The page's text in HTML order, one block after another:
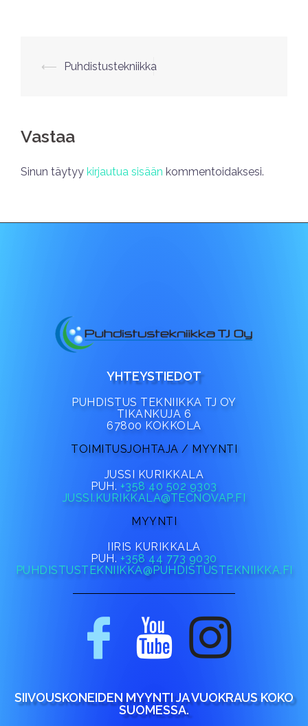
⟵ Puhdistustekniikka
Vastaa
Sinun täytyy kirjautua sisään kommentoidaksesi.
YHTEYSTIEDOT
PUHDISTUS TEKNIIKKA TJ OY
TIKANKUJA 6
67800 KOKKOLA
TOIMITUSJOHTAJA / MYYNTI
JUSSI KURIKKALA
PUH. +358 40 502 9303
JUSSI.KURIKKALA@TECNOVAP.FI
MYYNTI
IIRIS KURIKKALA
PUH. +358 44 773 9030
PUHDISTUSTEKNIIKKA@PUHDISTUSTEKNIIKKA.FI
SIIVOUSKONEIDEN MYYNTI JA VUOKRAUS KOKO
SUOMESSA.